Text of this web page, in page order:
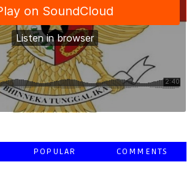
POPULAR COMMENTS